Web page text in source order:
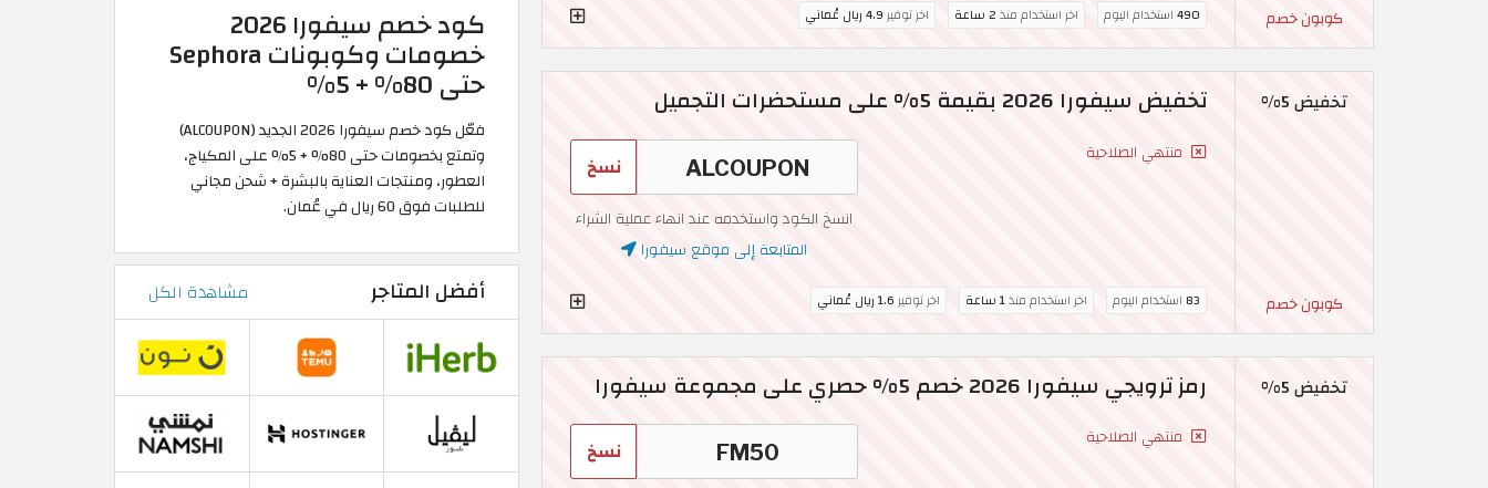
كوبون خصم 490استخدام اليوم اخر استخدام منذ2 ساعة اخر توفير4.9 ريال عُماني
تخفيض 5%
كوبون خصم
تخفيض سيفورا 2026 بقيمة 5% على مستحضرات التجميل
منتهي الصلاحية نسخ
انسخ الكود واستخدمه عند انهاء عملية الشراء
المتابعة إلى موقع سيفورا
83استخدام اليوم اخر استخدام منذ1 ساعة اخر توفير1.6 ريال عُماني
تخفيض 5% رمز ترويجي سيفورا 2026 خصم 5% حصري على مجموعة سيفورا
منتهي الصلاحية نسخ
كود خصم سيفورا 2026
خصومات وكوبونات Sephora
حتى 80% + 5%
فعّل كود خصم سيفورا 2026 الجديد (ALCOUPON)
وتمتع بخصومات حتى 80% + 5% على المكياج،
العطور، ومنتجات العناية بالبشرة + شحن مجاني
للطلبات فوق 60 ريال في عُمان.
أفضل المتاجر مشاهدة الكل